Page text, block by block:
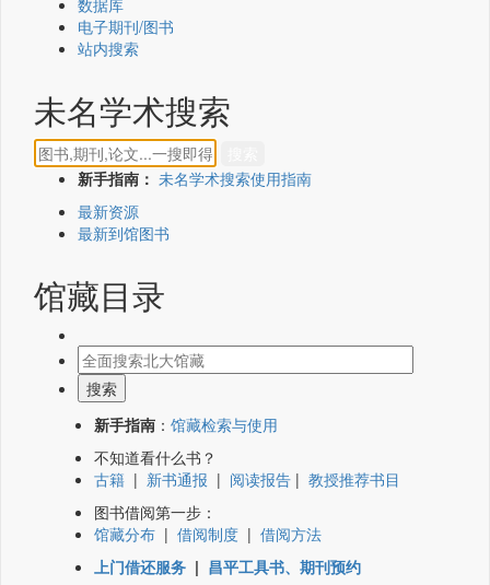
数据库
电子期刊/图书
站内搜索
未名学术搜索
新手指南： 未名学术搜索使用指南
最新资源
最新到馆图书
馆藏目录
新手指南 ： 馆藏检索与使用
不知道看什么书？
古籍 | 新书通报 | 阅读报告 | 教授推荐书目
图书借阅第一步：
馆藏分布 | 借阅制度 | 借阅方法
上门借还服务 | 昌平工具书、期刊预约